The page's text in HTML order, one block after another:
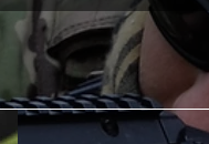
des UV et des rayures.
le marquage de véhicule,
offrent une grande
intempéries.
d'un produit alcoolisé